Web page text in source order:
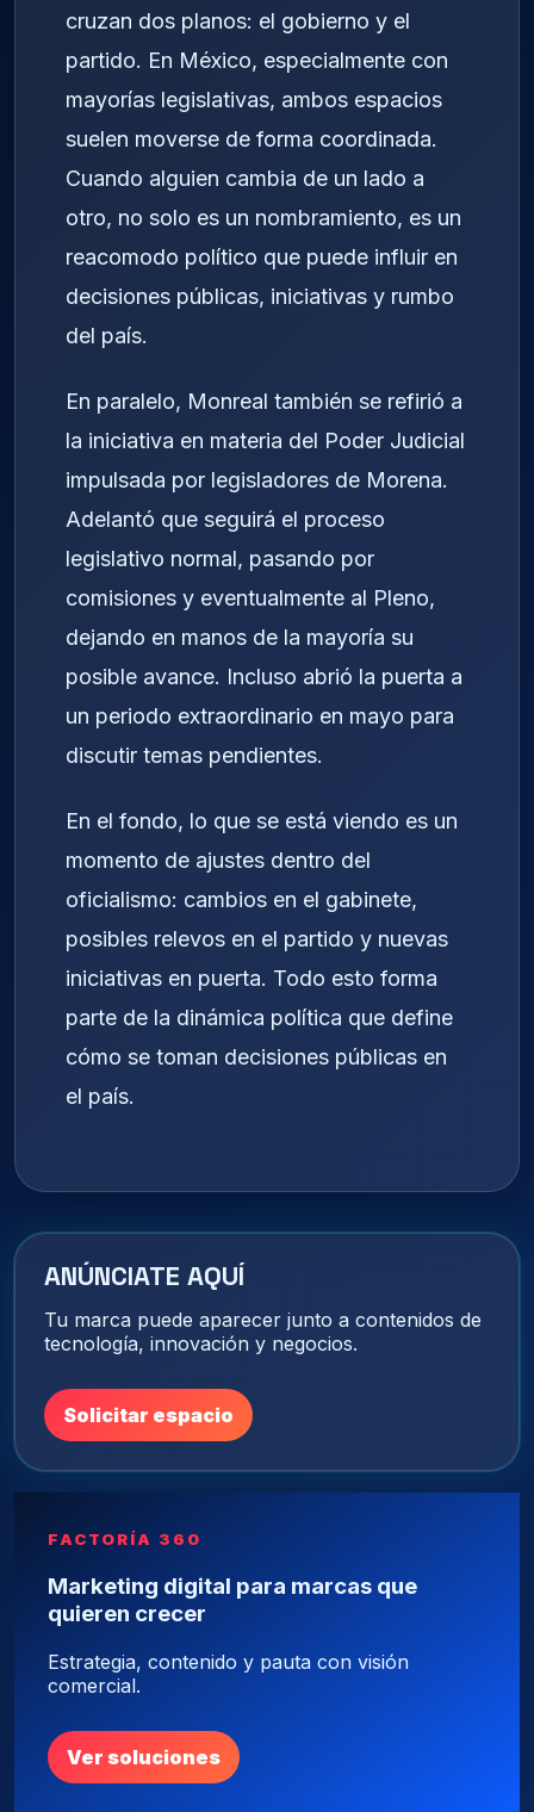
cruzan dos planos: el gobierno y el
partido. En México, especialmente con
mayorías legislativas, ambos espacios
suelen moverse de forma coordinada.
Cuando alguien cambia de un lado a
otro, no solo es un nombramiento, es un
reacomodo político que puede influir en
decisiones públicas, iniciativas y rumbo
del país.
En paralelo, Monreal también se refirió a
la iniciativa en materia del Poder Judicial
impulsada por legisladores de Morena.
Adelantó que seguirá el proceso
legislativo normal, pasando por
comisiones y eventualmente al Pleno,
dejando en manos de la mayoría su
posible avance. Incluso abrió la puerta a
un periodo extraordinario en mayo para
discutir temas pendientes.
En el fondo, lo que se está viendo es un
momento de ajustes dentro del
oficialismo: cambios en el gabinete,
posibles relevos en el partido y nuevas
iniciativas en puerta. Todo esto forma
parte de la dinámica política que define
cómo se toman decisiones públicas en
el país.
ANÚNCIATE AQUÍ
Tu marca puede aparecer junto a contenidos de
tecnología, innovación y negocios.
Solicitar espacio
FACTORÍA 360
Marketing digital para marcas que
quieren crecer
Estrategia, contenido y pauta con visión
comercial.
Ver soluciones